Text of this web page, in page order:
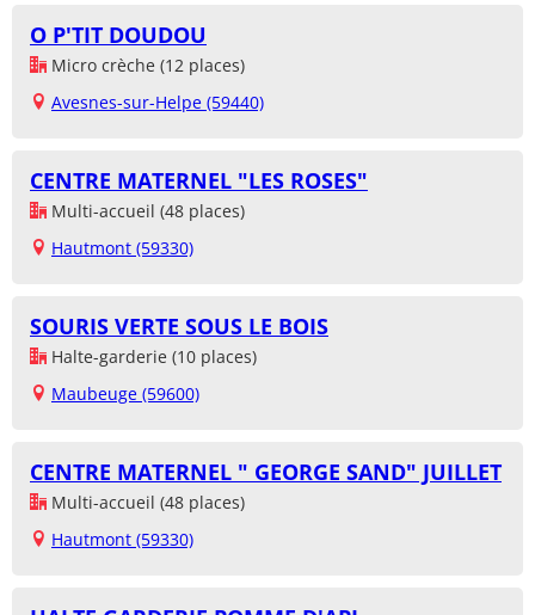
O P'TIT DOUDOU
Micro crèche (12 places)
Avesnes-sur-Helpe (59440)
CENTRE MATERNEL "LES ROSES"
Multi-accueil (48 places)
Hautmont (59330)
SOURIS VERTE SOUS LE BOIS
Halte-garderie (10 places)
Maubeuge (59600)
CENTRE MATERNEL " GEORGE SAND" JUILLET
Multi-accueil (48 places)
Hautmont (59330)